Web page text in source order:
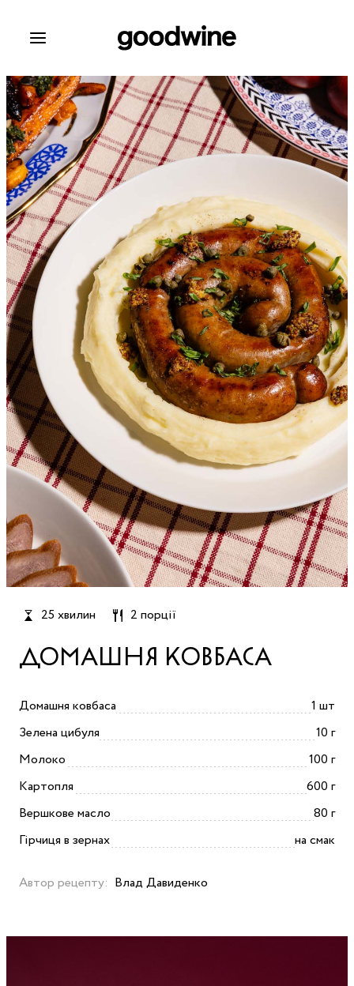
25 хвилин 2 порції
ДОМАШНЯ КОВБАСА
Домашня ковбаса
1 шт
Зелена цибуля
10 г
Молоко
100 г
Картопля
600 г
Вершкове масло
80 г
Гірчиця в зернах
на смак
Автор рецепту: Влад Давиденко